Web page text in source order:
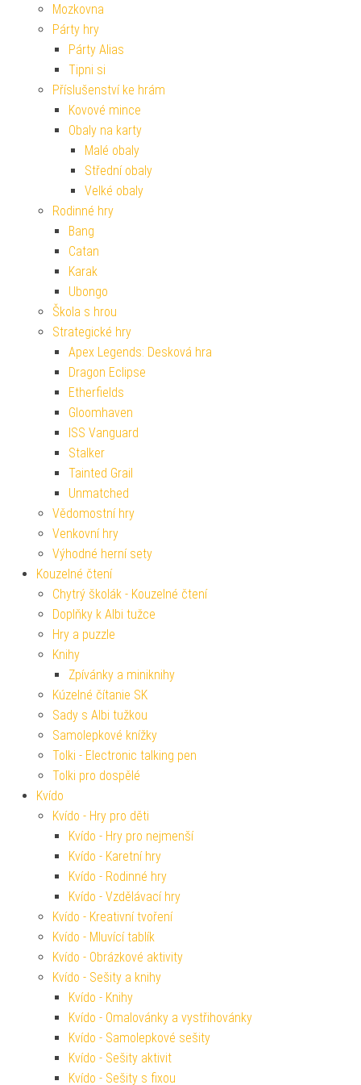
Mozkovna
Párty hry
Párty Alias
Tipni si
Příslušenství ke hrám
Kovové mince
Obaly na karty
Malé obaly
Střední obaly
Velké obaly
Rodinné hry
Bang
Catan
Karak
Ubongo
Škola s hrou
Strategické hry
Apex Legends: Desková hra
Dragon Eclipse
Etherfields
Gloomhaven
ISS Vanguard
Stalker
Tainted Grail
Unmatched
Vědomostní hry
Venkovní hry
Výhodné herní sety
Kouzelné čtení
Chytrý školák - Kouzelné čtení
Doplňky k Albi tužce
Hry a puzzle
Knihy
Zpívánky a miniknihy
Kúzelné čítanie SK
Sady s Albi tužkou
Samolepkové knížky
Tolki - Electronic talking pen
Tolki pro dospělé
Kvído
Kvído - Hry pro děti
Kvído - Hry pro nejmenší
Kvído - Karetní hry
Kvído - Rodinné hry
Kvído - Vzdělávací hry
Kvído - Kreativní tvoření
Kvído - Mluvící tablík
Kvído - Obrázkové aktivity
Kvído - Sešity a knihy
Kvído - Knihy
Kvído - Omalovánky a vystřihovánky
Kvído - Samolepkové sešity
Kvído - Sešity aktivit
Kvído - Sešity s fixou